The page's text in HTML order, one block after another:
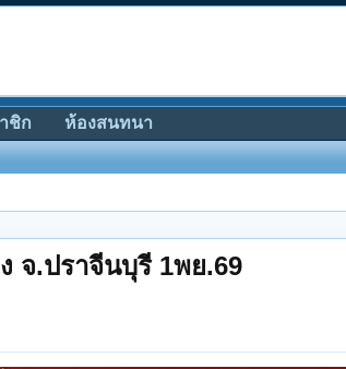
จ.ปราจีนบุรี 1พย.69
ชิก ห้องสนทนา